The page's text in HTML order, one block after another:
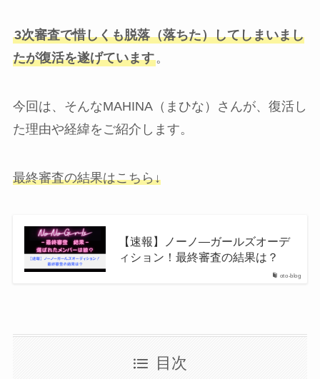
3次審査で惜しくも脱落（落ちた）してしまいまし
たが復活を遂げています。
今回は、そんなMAHINA（まひな）さんが、復活し
た理由や経緯をご紹介します。
最終審査の結果はこちら↓
oto-blog
【速報】ノーノ―ガールズオーデ
ィション！最終審査の結果は？
目次